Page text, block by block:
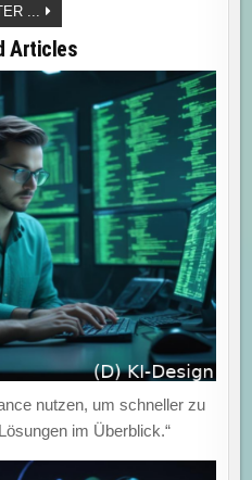
...
FERTIGUNGSINDUSTRIE:
ROLLE
VON
DATEN
Articles
nutzen, um schneller zu
im Überblick.“